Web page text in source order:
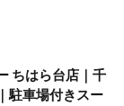
ちはら台店｜千
駐車場付きスー